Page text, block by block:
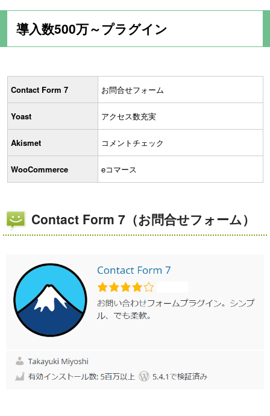
導入数500万～プラグイン
Contact Form 7 お問合せフォーム
Yoast アクセス数充実
Akismet コメントチェック
WooCommerce eコマース
Contact Form 7（お問合せフォーム）